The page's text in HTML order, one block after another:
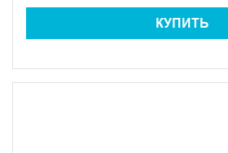
КУПИТЬ